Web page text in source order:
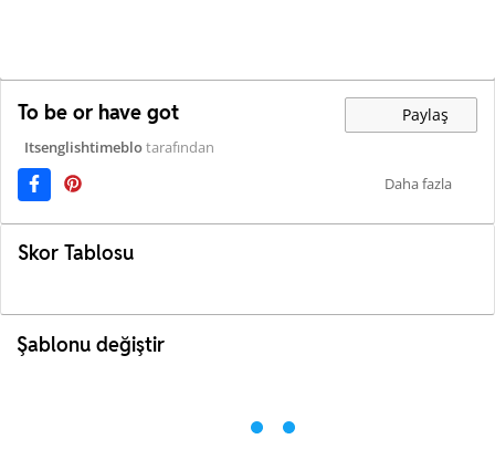
To be or have got Paylaş
Itsenglishtimeblotarafından
Daha fazla
Skor Tablosu
Şablonu değiştir